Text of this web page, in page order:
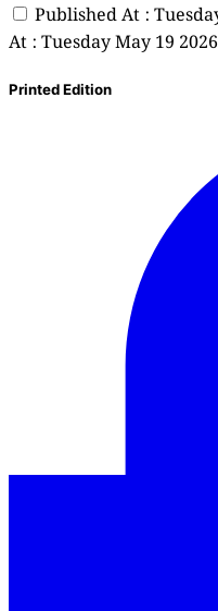
Published At :
At : Tuesday May 19
Printed Edition